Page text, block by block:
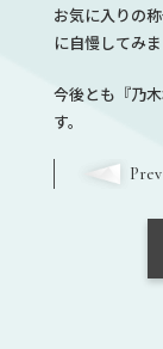
お気に入りの
に自慢してみ
今後とも『乃
す。
Prev